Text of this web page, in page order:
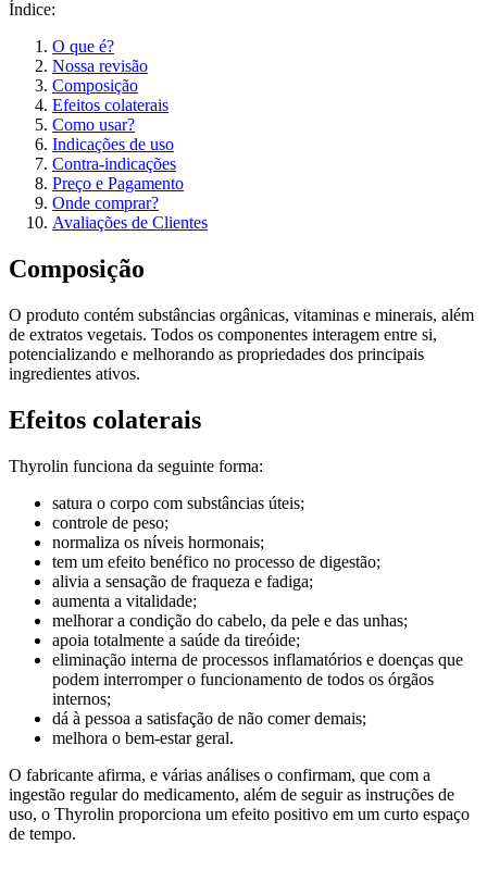
Índice:
O que é?
Nossa revisão
Composição
Efeitos colaterais
Como usar?
Indicações de uso
Contra-indicações
Preço e Pagamento
Onde comprar?
Avaliações de Clientes
Composição
O produto contém substâncias orgânicas, vitaminas e minerais, além
de extratos vegetais. Todos os componentes interagem entre si,
potencializando e melhorando as propriedades dos principais
ingredientes ativos.
Efeitos colaterais
Thyrolin funciona da seguinte forma:
satura o corpo com substâncias úteis;
controle de peso;
normaliza os níveis hormonais;
tem um efeito benéfico no processo de digestão;
alivia a sensação de fraqueza e fadiga;
aumenta a vitalidade;
melhorar a condição do cabelo, da pele e das unhas;
apoia totalmente a saúde da tireóide;
eliminação interna de processos inflamatórios e doenças que
podem interromper o funcionamento de todos os órgãos
internos;
dá à pessoa a satisfação de não comer demais;
melhora o bem-estar geral.
O fabricante afirma, e várias análises o confirmam, que com a
ingestão regular do medicamento, além de seguir as instruções de
uso, o Thyrolin proporciona um efeito positivo em um curto espaço
de tempo.